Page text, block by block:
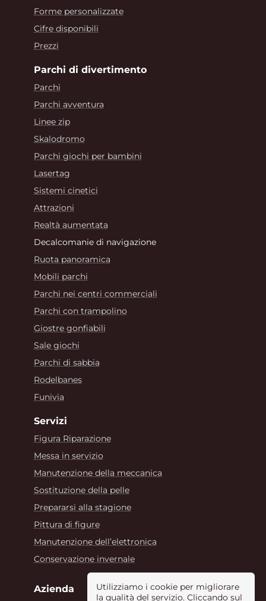
Utilizziamo i cookie per migliorare
la qualità del servizio. Cliccando sul
Forme personalizzate
Cifre disponibili
Prezzi
Parchi di divertimento
Parchi
Parchi avventura
Linee zip
Skalodromo
Parchi giochi per bambini
Lasertag
Sistemi cinetici
Attrazioni
Realtà aumentata
Decalcomanie di navigazione
Ruota panoramica
Mobili parchi
Parchi nei centri commerciali
Parchi con trampolino
Giostre gonfiabili
Sale giochi
Parchi di sabbia
Rodelbanes
Funivia
Servizi
Figura Riparazione
Messa in servizio
Manutenzione della meccanica
Sostituzione della pelle
Prepararsi alla stagione
Pittura di figure
Manutenzione dell’elettronica
Conservazione invernale
Azienda